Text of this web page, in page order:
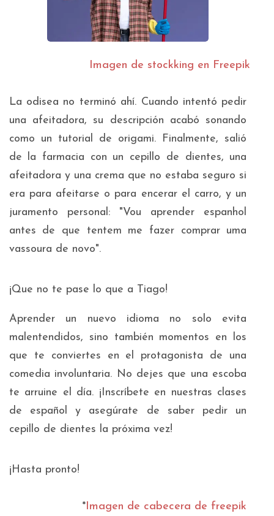
Imagen de stockking en Freepik
La odisea no terminó ahí. Cuando intentó pedir
una afeitadora, su descripción acabó sonando
como un tutorial de origami. Finalmente, salió
de la farmacia con un cepillo de dientes, una
afeitadora y una crema que no estaba seguro si
era para afeitarse o para encerar el carro, y un
juramento personal: "Vou aprender espanhol
antes de que tentem me fazer comprar uma
vassoura de novo".
¡Que no te pase lo que a Tiago!
Aprender un nuevo idioma no solo evita
malentendidos, sino también momentos en los
que te conviertes en el protagonista de una
comedia involuntaria. No dejes que una escoba
te arruine el día. ¡Inscríbete en nuestras clases
de español y asegúrate de saber pedir un
cepillo de dientes la próxima vez!
¡Hasta pronto!
*Imagen de cabecera de freepik